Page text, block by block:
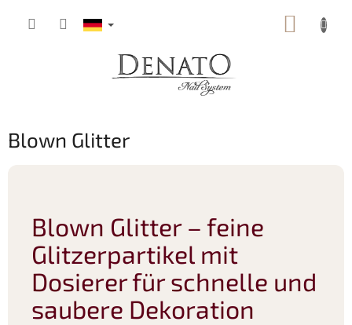
Blown Glitter
Blown Glitter – feine
Glitzerpartikel mit
Dosierer für schnelle und
saubere Dekoration